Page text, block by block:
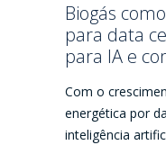
Biogás
para data
para IA e
Com o
energética por
inteligência